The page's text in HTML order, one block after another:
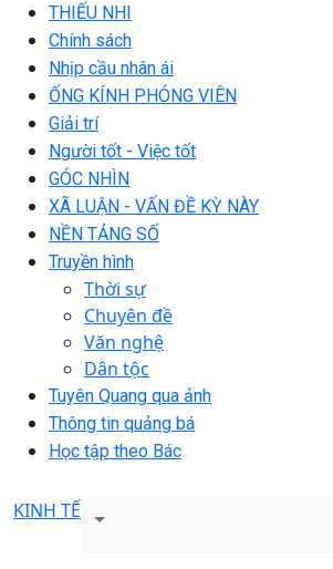
THIẾU NHI
Chính sách
Nhịp cầu nhân ái
ỐNG KÍNH PHÓNG VIÊN
Giải trí
Người tốt - Việc tốt
GÓC NHÌN
XÃ LUẬN - VẤN ĐỀ KỲ NÀY
NỀN TẢNG SỐ
Truyền hình
Thời sự
Chuyên đề
Văn nghệ
Dân tộc
Tuyên Quang qua ảnh
Thông tin quảng bá
Học tập theo Bác
KINH TẾ